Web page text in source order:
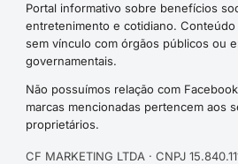
Portal informativo sobre benefícios
entretenimento e cotidiano.
sem vínculo com órgãos públicos ou
governamentais.
Não possuímos relação com
marcas mencionadas pertencem aos
proprietários.
CF MARKETING LTDA · CNPJ